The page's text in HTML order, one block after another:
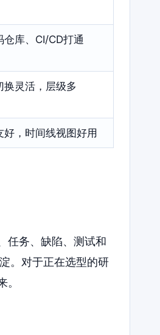
仓库、CI/CD打通
换灵活，层级多
好，时间线视图好用
任务、缺陷、测试和
。对于正在选型的研